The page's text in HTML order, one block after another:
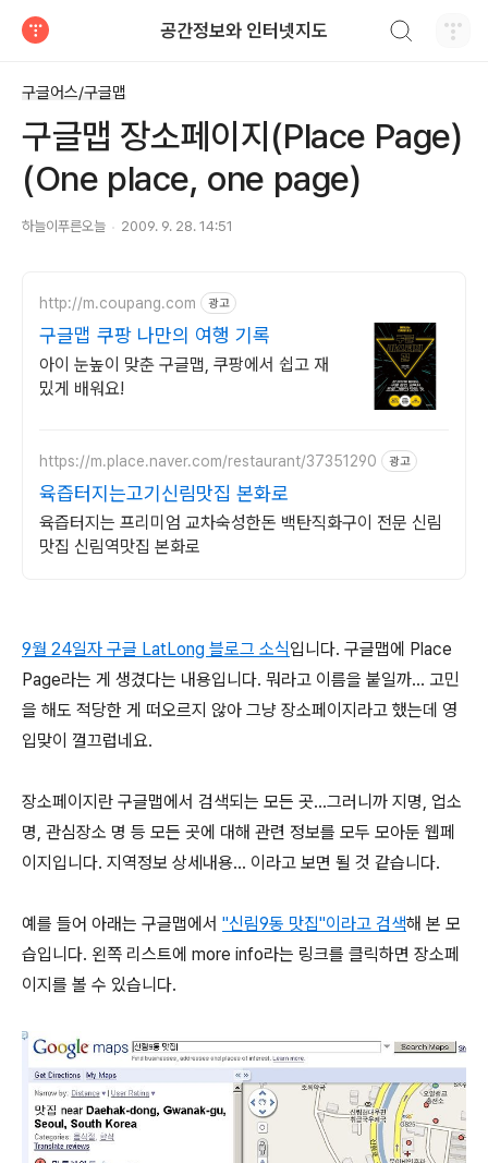
공간정보와 인터넷지도
구글어스/구글맵
구글맵 장소페이지(Place Page)
(One place, one page)
하늘이푸른오늘 2009. 9. 28. 14:51
http://m.coupang.com 광고
구글맵 쿠팡 나만의 여행 기록
아이 눈높이 맞춘 구글맵, 쿠팡에서 쉽고 재
밌게 배워요!
https://m.place.naver.com/restaurant/37351290 광고
육즙터지는고기신림맛집 본화로
육즙터지는 프리미엄 교차숙성한돈 백탄직화구이 전문 신림
맛집 신림역맛집 본화로
9월 24일자 구글 LatLong 블로그 소식입니다. 구글맵에 Place
Page라는 게 생겼다는 내용입니다. 뭐라고 이름을 붙일까... 고민
을 해도 적당한 게 떠오르지 않아 그냥 장소페이지라고 했는데 영
입맞이 껄끄럽네요.
장소페이지란 구글맵에서 검색되는 모든 곳...그러니까 지명, 업소
명, 관심장소 명 등 모든 곳에 대해 관련 정보를 모두 모아둔 웹페
이지입니다. 지역정보 상세내용... 이라고 보면 될 것 같습니다.
예를 들어 아래는 구글맵에서 "신림9동 맛집"이라고 검색해 본 모
습입니다. 왼쪽 리스트에 more info라는 링크를 클릭하면 장소페
이지를 볼 수 있습니다.